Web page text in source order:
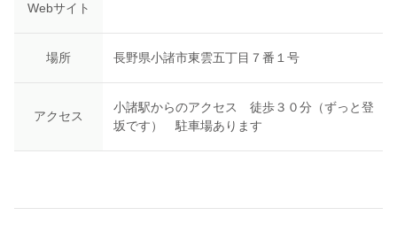
Webサイト
場所 長野県小諸市東雲五丁目７番１号
アクセス
小諸駅からのアクセス 徒歩３０分（ずっと登
坂です） 駐車場あります